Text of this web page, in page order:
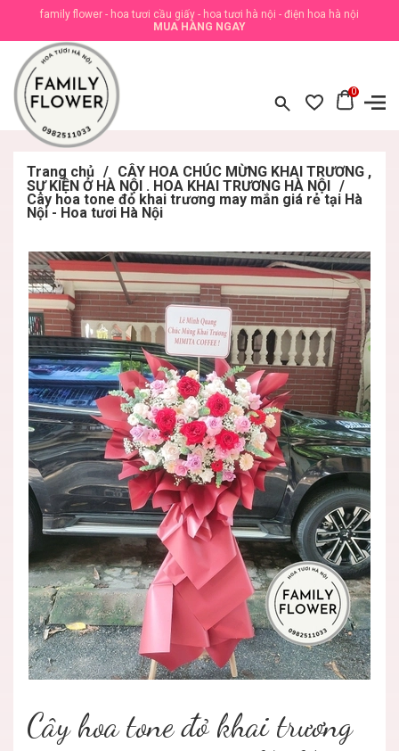
family flower - hoa tươi cầu giấy - hoa tươi hà nội - điện hoa hà nội
MUA HÀNG NGAY
0
Trang chủ / CÂY HOA CHÚC MỪNG KHAI TRƯƠNG ,
SỰ KIỆN Ở HÀ NỘI . HOA KHAI TRƯƠNG HÀ NỘI /
Cây hoa tone đỏ khai trương may mắn giá rẻ tại Hà
Nội - Hoa tươi Hà Nội
Cây hoa tone đỏ khai trương